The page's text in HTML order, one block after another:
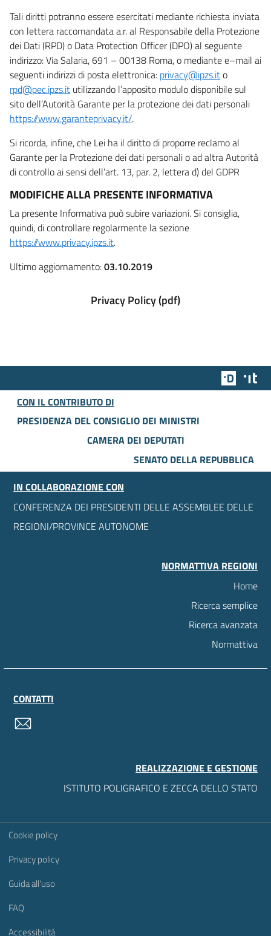
Tali diritti potranno essere esercitati mediante richiesta inviata
con lettera raccomandata a.r. al Responsabile della Protezione
dei Dati (RPD) o Data Protection Officer (DPO) al seguente
indirizzo: Via Salaria, 691 – 00138 Roma, o mediante e–mail ai
seguenti indirizzi di posta elettronica: privacy@ipzs.ito
rpd@pec.ipzs.it utilizzando l’apposito modulo disponibile sul
sito dell’Autorità Garante per la protezione dei dati personali
https://www.garanteprivacy.it/.
Si ricorda, infine, che Lei ha il diritto di proporre reclamo al
Garante per la Protezione dei dati personali o ad altra Autorità
di controllo ai sensi dell’art. 13, par. 2, lettera d) del GDPR
MODIFICHE ALLA PRESENTE INFORMATIVA
La presente Informativa può subire variazioni. Si consiglia,
quindi, di controllare regolarmente la sezione
https://www.privacy.ipzs.it.
Ultimo aggiornamento:03.10.2019
Privacy Policy (pdf)
Team
CON IL CONTRIBUTO DI
PRESIDENZA DEL CONSIGLIO DEI MINISTRI
CAMERA DEI DEPUTATI
SENATO DELLA REPUBBLICA
IN COLLABORAZIONE CON
CONFERENZA DEI PRESIDENTI DELLE ASSEMBLEE DELLE
REGIONI/PROVINCE AUTONOME
NORMATTIVA REGIONI
Home
Ricerca semplice
Ricerca avanzata
Normattiva
CONTATTI
REALIZZAZIONE E GESTIONE
ISTITUTO POLIGRAFICO E ZECCA DELLO STATO
Sezione Link Utili
Cookie policy
Privacy policy
Guida all'uso
FAQ
Accessibilità